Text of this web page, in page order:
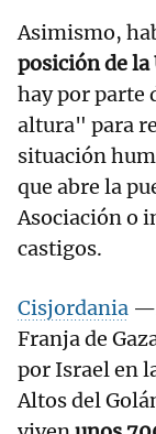
Asimismo,
posición de la
hay por parte
altura" para
situación
que abre la
Asociación o
castigos.
Cisjordania
Franja de
por Israel en
Altos del